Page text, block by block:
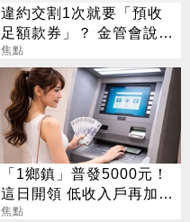
違約交割1次就要「預收
足額款券」？ 金管會說話
了
焦點
「1鄉鎮」普發5000元！
這日開領 低收入戶再加碼
2000元
焦點